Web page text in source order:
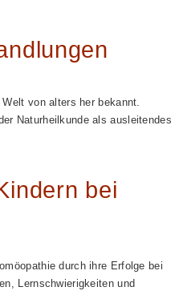
von alters her bekannt.
Naturheilkunde als ausleitendes
bei
durch ihre Erfolge bei
Lernschwierigkeiten und